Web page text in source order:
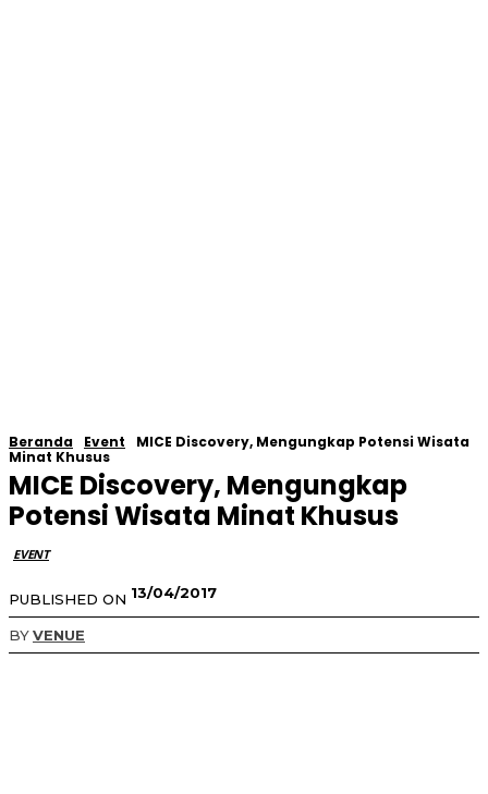
Beranda Event
MICE Discovery, Mengungkap Potensi Wisata
Minat Khusus
MICE Discovery, Mengungkap
Potensi Wisata Minat Khusus
EVENT
PUBLISHED ON 13/04/2017
BYVENUE